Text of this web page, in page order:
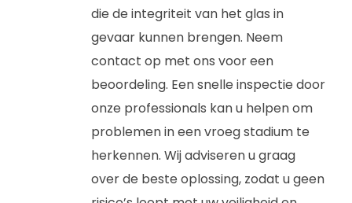
die de integriteit van het glas in
gevaar kunnen brengen. Neem
contact op met ons voor een
beoordeling. Een snelle inspectie door
onze professionals kan u helpen om
problemen in een vroeg stadium te
herkennen. Wij adviseren u graag
over de beste oplossing, zodat u geen